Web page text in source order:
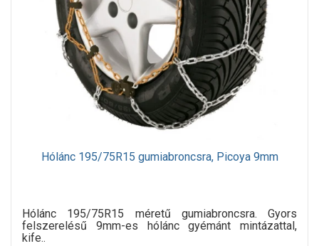
Hólánc 195/75R15 gumiabroncsra, Picoya 9mm
Hólánc 195/75R15 méretű gumiabroncsra. Gyors
felszerelésű 9mm-es hólánc gyémánt mintázattal,
kife..